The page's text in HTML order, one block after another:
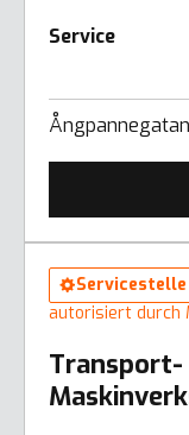
Service
Servicestelle
autorisiert durch
Transport-